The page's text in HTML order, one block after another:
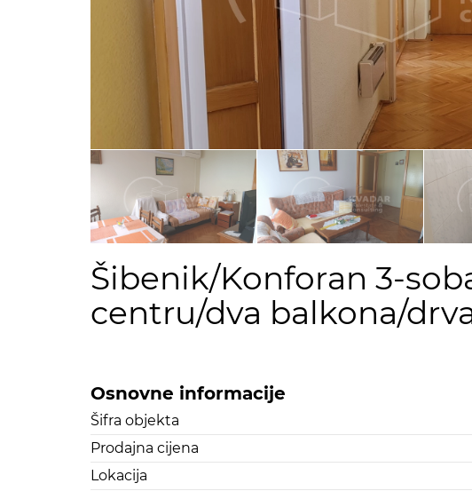
Šibenik/Konforan 3-
centru/dva balkona/
Osnovne informacije
Šifra objekta
Prodajna cijena
Lokacija